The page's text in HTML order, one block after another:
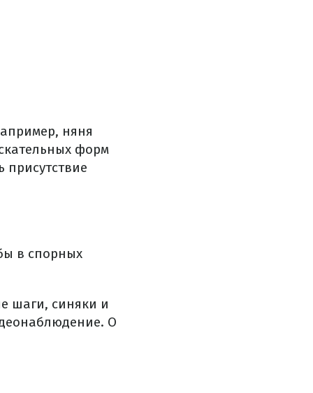
няня
форм
присутствие
в спорных
шаги, синяки и
О